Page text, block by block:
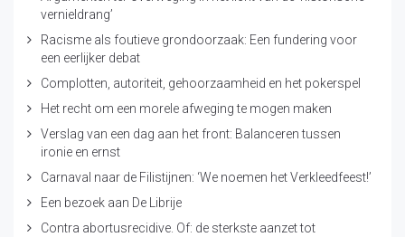
vernieldrang’
Racisme als foutieve grondoorzaak: Een fundering voor
een eerlijker debat
Complotten, autoriteit, gehoorzaamheid en het pokerspel
Het recht om een morele afweging te mogen maken
Verslag van een dag aan het front: Balanceren tussen
ironie en ernst
Carnaval naar de Filistijnen: ‘We noemen het Verkleedfeest!’
Een bezoek aan De Librije
Contra abortusrecidive. Of: de sterkste aanzet tot